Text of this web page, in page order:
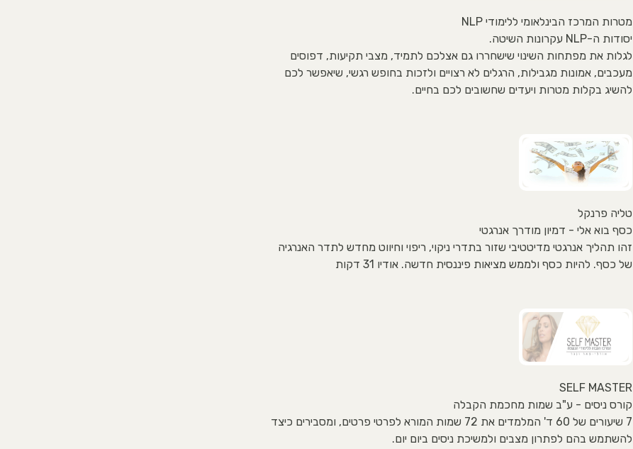
מטרות המרכז הבינלאומי ללימודי NLP
יסודות ה-NLP עקרונות השיטה.
לגלות את מפתחות השינוי שישחררו גם אצלכם לתמיד, מצבי תקיעות, דפוסים
מעכבים, אמונות מגבילות, הרגלים לא רצויים ולזכות בחופש רגשי, שיאפשר לכם
להשיג בקלות מטרות ויעדים שחשובים לכם בחיים.
טליה פרנקל
כסף בוא אלי - דמיון מודרך אנרגטי
זהו תהליך אנרגטי מדיטטיבי שזור בתדרי ניקוי, ריפוי וחיווט מחדש לתדר האנרגיה
של כסף. להיות כסף ולממש מציאות פיננסית חדשה. אודיו 31 דקות
SELF MASTER
קורס ניסים - ע"ב שמות מחכמת הקבלה
7 שיעורים של 60 ד' המלמדים את 72 שמות המורא לפרטי פרטים, ומסבירים כיצד
להשתמש בהם לפתרון מצבים ולמשיכת ניסים ביום יום.